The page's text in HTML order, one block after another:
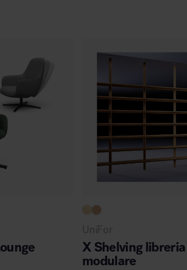
UniFor
X Shelving libreria
modulare